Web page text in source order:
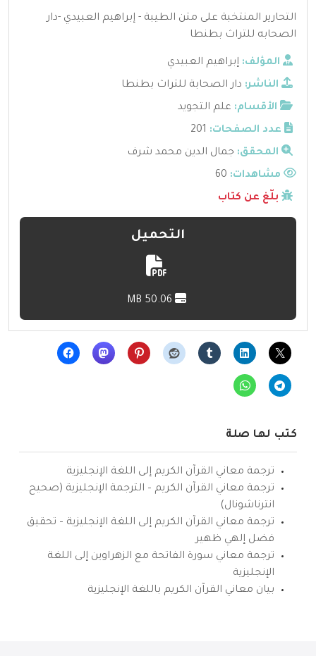
التحارير المنتخبة على متن الطيبة - إبراهيم العبيدي -دار
الصحابه للتراث بطنطا
المؤلف: إبراهيم العبيدي
الناشر: دار الصحابة للتراث بطنطا
الأقسام: علم التجويد
عدد الصفحات: 201
المحقق: جمال الدين محمد شرف
مشاهدات:
بلّغ عن كتاب
التحميل
كتب لها صلة
ترجمة معاني القرآن الكريم إلى اللغة الإنجليزية
ترجمة معاني القرآن الكريم – الترجمة الإنجليزية (صحيح
انترناشونال)
ترجمة معاني القرآن الكريم إلى اللغة الإنجليزية – تحقيق
فضل إلهي ظهير
ترجمة معاني سورة الفاتحة مع الزهراوين إلى اللغة
الإنجليزية
بيان معاني القرآن الكريم باللغة الإنجليزية